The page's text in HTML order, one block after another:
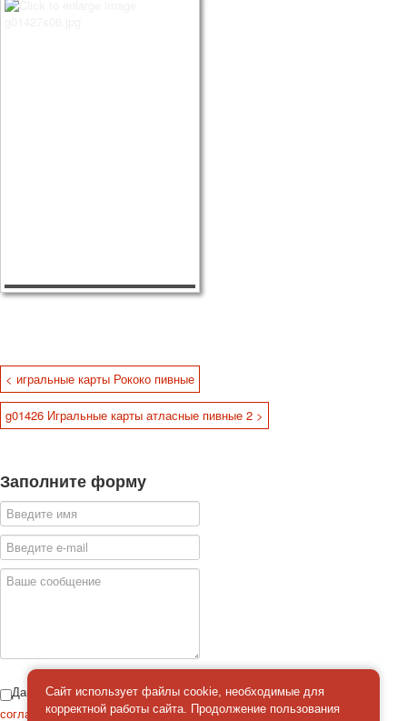
< игральные карты Рококо пивные
g01426 Игральные карты атласные пивные 2 >
Заполните форму
Даю
согласиена обработку персональных данных
Сайт использует файлы cookie, необходимые для
корректной работы сайта. Продолжение пользования